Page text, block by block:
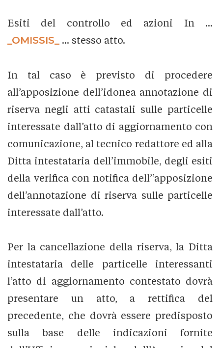
Esiti del controllo ed azioni In ...
_OMISSIS_ ... stesso atto.
In tal caso è previsto di procedere
all’apposizione dell’idonea annotazione di
riserva negli atti catastali sulle particelle
interessate dall’atto di aggiornamento con
comunicazione, al tecnico redattore ed alla
Ditta intestataria dell’immobile, degli esiti
della verifica con notifica dell’’apposizione
dell’annotazione di riserva sulle particelle
interessate dall’atto.
Per la cancellazione della riserva, la Ditta
intestataria delle particelle interessanti
l’atto di aggiornamento contestato dovrà
presentare un atto, a rettifica del
precedente, che dovrà essere predisposto
sulla base delle indicazioni fornite